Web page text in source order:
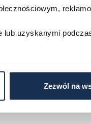
lub uzyskanymi
Zezwól na